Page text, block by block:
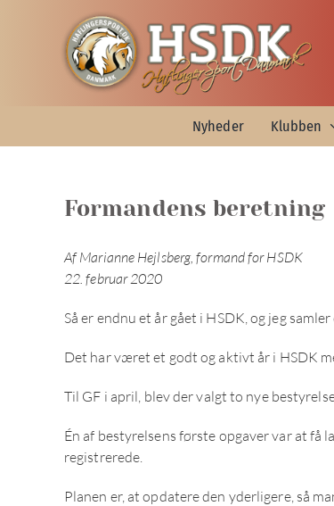
Nyheder Klubben
Formandens beretning
Af Marianne Hejlsberg, formand for HSDK
22. februar 2020
Så er endnu et år gået i HSDK, og jeg
Det har været et godt og aktivt år i HSDK
Til GF i april, blev der valgt to nye
Én af bestyrelsens første opgaver var at
registrerede.
Planen er, at opdatere den yderligere, så